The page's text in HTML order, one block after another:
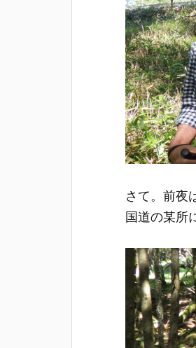
さて。前夜
国道の某所